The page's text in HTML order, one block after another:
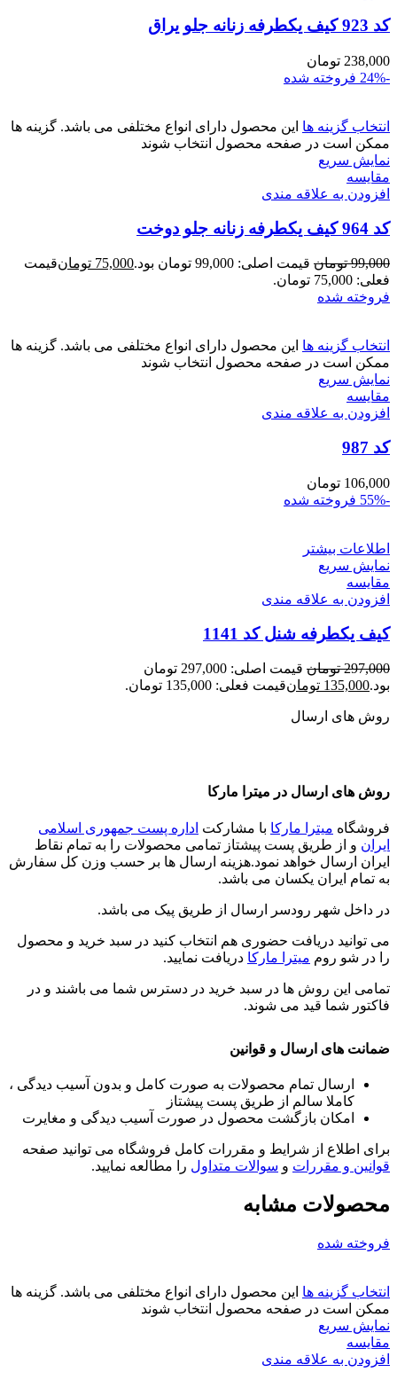
کد 923 کیف یکطرفه زنانه جلو یراق
238,000 تومان
-24%
فروخته شده
انتخاب گزینه ها این محصول دارای انواع مختلفی می باشد. گزینه ها
ممکن است در صفحه محصول انتخاب شوند
نمایش سریع
مقايسه
افزودن به علاقه مندی
کد 964 کیف یکطرفه زنانه جلو دوخت
99,000 تومان قیمت اصلی: 99,000 تومان بود. 75,000 تومانقیمت
فعلی: 75,000 تومان.
فروخته شده
انتخاب گزینه ها این محصول دارای انواع مختلفی می باشد. گزینه ها
ممکن است در صفحه محصول انتخاب شوند
نمایش سریع
مقايسه
افزودن به علاقه مندی
کد 987
106,000 تومان
-55%
فروخته شده
اطلاعات بیشتر
نمایش سریع
مقايسه
افزودن به علاقه مندی
کیف یکطرفه شنل کد 1141
297,000 تومان
قیمت اصلی: 297,000 تومان
بود.135,000 تومانقیمت فعلی: 135,000 تومان.
روش های ارسال
روش های ارسال در میترا مارکا
فروشگاه میترا مارکا با مشارکت اداره پست جمهوری اسلامی
ایران و از طریق پست پیشتاز تمامی محصولات را به تمام نقاط
ایران ارسال خواهد نمود.هزینه ارسال ها بر حسب وزن کل سفارش
به تمام ایران یکسان می باشد.
در داخل شهر رودسر ارسال از طریق پیک می باشد.
می توانید دریافت حضوری هم انتخاب کنید در سبد خرید و محصول
را در شو روم میترا مارکا دریافت نمایید.
تمامی این روش ها در سبد خرید در دسترس شما می باشند و در
فاکتور شما قید می شوند.
ضمانت های ارسال و قوانین
ارسال تمام محصولات به صورت کامل و بدون آسیب دیدگی ،
کاملا سالم از طریق پست پیشتاز
امکان بازگشت محصول در صورت آسیب دیدگی و مغایرت
برای اطلاع از شرایط و مقررات کامل فروشگاه می توانید صفحه
قوانین و مقررات و سوالات متداول را مطالعه نمایید.
محصولات مشابه
فروخته شده
انتخاب گزینه ها این محصول دارای انواع مختلفی می باشد. گزینه ها
ممکن است در صفحه محصول انتخاب شوند
نمایش سریع
مقايسه
افزودن به علاقه مندی